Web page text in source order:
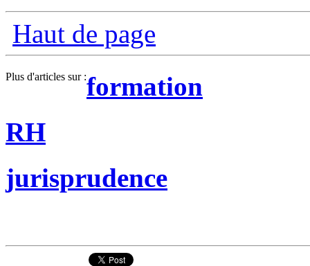
Haut de page
Plus d'articles sur :formation
RH
jurisprudence